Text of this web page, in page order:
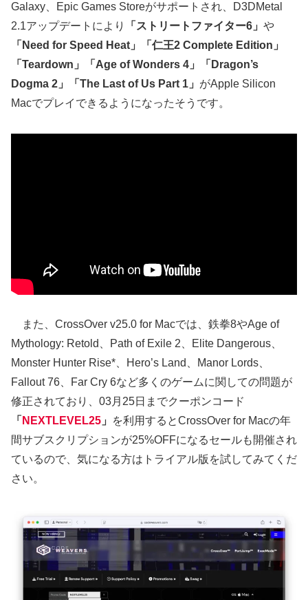
Galaxy、Epic Games Storeがサポートされ、D3DMetal
2.1アップデートにより
「ストリートファイター6」 や
「Need for Speed Heat」
「仁王2 Complete Edition」
「Teardown」
「Age of Wonders 4」
「Dragon’s
Dogma 2」
「The Last of Us Part 1」 がApple Silicon
Macでプレイできるようになったそうです。
また、CrossOver v25.0 for Macでは、鉄拳8やAge of
Mythology: Retold、Path of Exile 2、Elite Dangerous、
Monster Hunter Rise*、Hero’s Land、Manor Lords、
Fallout 76、Far Cry 6など多くのゲームに関しての問題が
修正されており、03月25日までクーポンコード
「 NEXTLEVEL25 」
を利用するとCrossOver for Macの年
間サブスクリプションが25%OFFになるセールも開催され
ているので、気になる方はトライアル版を試してみてくだ
さい。